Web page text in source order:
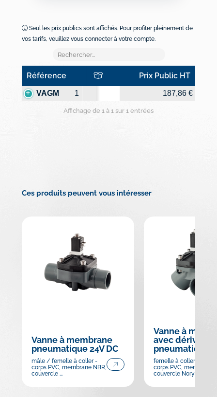
Seul les prix publics sont affichés. Pour profiter pleinement de
vos tarifs, veuillez vous connecter à votre compte.
Référence Prix Public HT
Référence Prix Public HT
VAGMPILOT
1 187,86 €
Affichage de 1 à 1 sur 1 entrées
Ces produits peuvent vous intéresser
Vanne à membrane
pneumatique 24V DC
mâle / femelle à coller -
corps PVC, membrane NBR,
couvercle ...
Vanne à
avec
pneumatique
femelle à coller, 3
corps PVC, membrane
couvercle Noryl, ...